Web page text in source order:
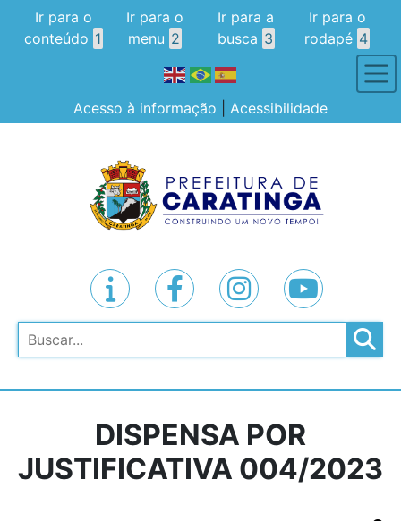
Ir para o
conteúdo 1
Ir para o
menu 2
Ir para a
busca 3
Ir para o
rodapé 4
Acesso à informação Acessibilidade
Pesquisar
DISPENSA POR
JUSTIFICATIVA 004/2023